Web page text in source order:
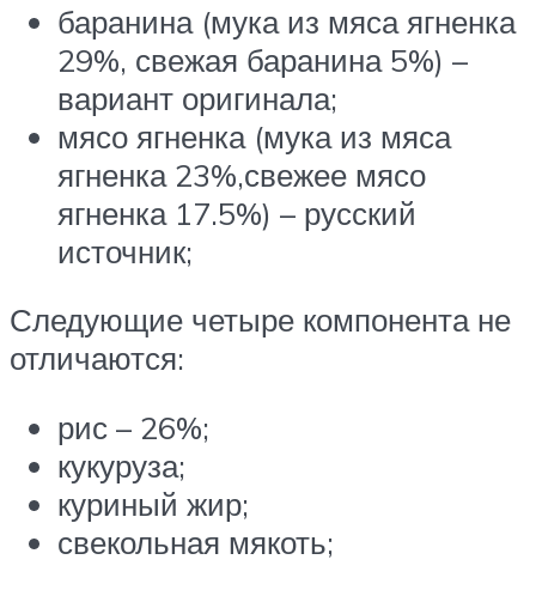
баранина (мука из мяса ягненка
29%, свежая баранина 5%) –
вариант оригинала;
мясо ягненка (мука из мяса
ягненка 23%,свежее мясо
ягненка 17.5%) – русский
источник;
Следующие четыре компонента не
отличаются:
рис – 26%;
кукуруза;
куриный жир;
свекольная мякоть;